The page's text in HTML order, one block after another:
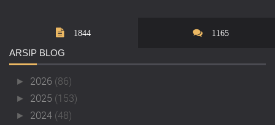
1844 1165
ARSIP BLOG
► 2026 (86)
► 2025 (153)
► 2024 (48)